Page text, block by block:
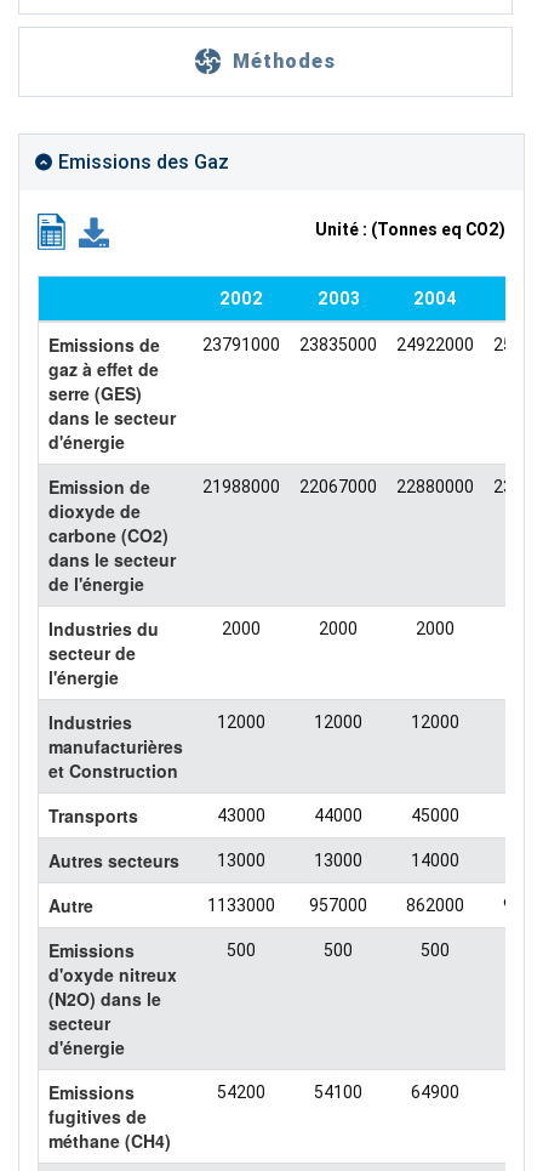
Méthodes
Emissions des Gaz
Unité : (Tonnes eq CO2)
2002 2003 2004
Emissions de
gaz à effet de
serre (GES)
dans le secteur
d'énergie
23791000 23835000 24922000
Emission de
dioxyde de
carbone (CO2)
dans le secteur
de l'énergie
21988000 22067000 22880000
Industries du
secteur de
l'énergie
2000 2000 2000
Industries
manufacturières
et Construction
12000 12000 12000
Transports 43000 44000 45000
Autres secteurs 13000 13000 14000
Autre 1133000 957000 862000
Emissions
d'oxyde nitreux
(N2O) dans le
secteur
d'énergie
500 500 500
Emissions
fugitives de
méthane (CH4)
54200 54100 64900